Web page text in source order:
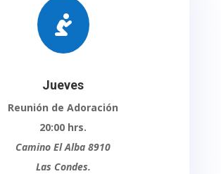

Jueves
Reunión de Adoración
20:00 hrs.
Camino El Alba 8910
Las Condes.